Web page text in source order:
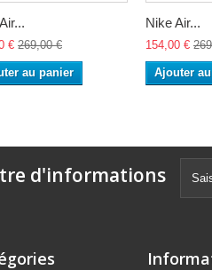
€ 269,00 €
au panier
Nike Air...
154,00 €
Ajouter
d'informations